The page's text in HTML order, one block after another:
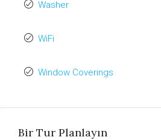
Washer
WiFi
Window Coverings
Bir Tur Planlayın